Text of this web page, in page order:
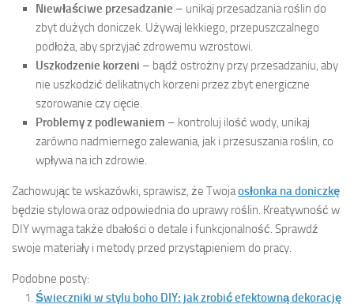
Niewłaściwe przesadzanie – unikaj przesadzania roślin do
zbyt dużych doniczek. Używaj lekkiego, przepuszczalnego
podłoża, aby sprzyjać zdrowemu wzrostowi.
Uszkodzenie korzeni – bądź ostrożny przy przesadzaniu, aby
nie uszkodzić delikatnych korzeni przez zbyt energiczne
szorowanie czy cięcie.
Problemy z podlewaniem – kontroluj ilość wody, unikaj
zarówno nadmiernego zalewania, jak i przesuszania roślin, co
wpływa na ich zdrowie.
Zachowując te wskazówki, sprawisz, że Twojaosłonka na doniczkę
będzie stylowa oraz odpowiednia do uprawy roślin. Kreatywność w
DIY wymaga także dbałości o detale i funkcjonalność. Sprawdź
swoje materiały i metody przed przystąpieniem do pracy.
Podobne posty:
Świeczniki w stylu boho DIY: jak zrobić efektowną dekorację